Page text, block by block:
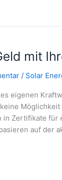
mit
/ Solar
eigenen
in Zertifikate
auf der